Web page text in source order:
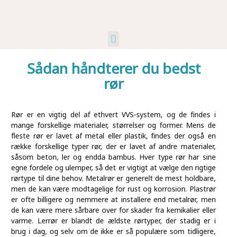
Sådan håndterer du bedst
rør
Rør er en vigtig del af ethvert VVS-system, og de findes i
mange forskellige materialer, størrelser og former. Mens de
fleste rør er lavet af metal eller plastik, findes der også en
række forskellige typer rør, der er lavet af andre materialer,
såsom beton, ler og endda bambus. Hver type rør har sine
egne fordele og ulemper, så det er vigtigt at vælge den rigtige
rørtype til dine behov. Metalrør er generelt de mest holdbare,
men de kan være modtagelige for rust og korrosion. Plastrør
er ofte billigere og nemmere at installere end metalrør, men
de kan være mere sårbare over for skader fra kemikalier eller
varme. Lerrør er blandt de ældste rørtyper, der stadig er i
brug i dag, og selv om de ikke er så populære som tidligere,